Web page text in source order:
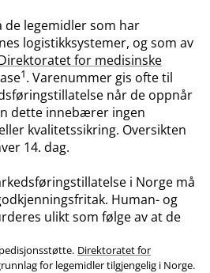
de legemidler som har
logistikksystemer, og som av
for medisinske
1. Varenummer gis ofte til
når de oppnår
dette innebærer ingen
kvalitetssikring. Oversikten
14. dag.
i Norge må
Human- og
ulikt som følge av at de
Direktoratet for
for legemidler tilgjengelig i Norge.